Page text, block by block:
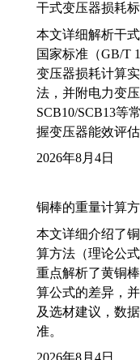
干式变压器损耗
本文详细解析干
国家标准（GB/T
变压器损耗计算
法，并附电力变
SCB10/SCB13等
握变压器能效评估
2026年8月4日
铜棒的重量计算
本文详细介绍了
算方法（理论公
重点解析了黄铜
算公式的差异，
及选材建议，数
准。
2026年8月4日